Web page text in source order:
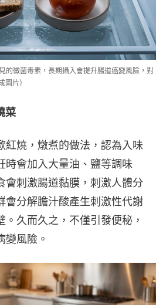
的黴菌毒素，長期攝入會提升腸道癌變風險，對
片）
菜
紅燒，燉煮的做法，認為入味
時會加入大量油、鹽等調味
會刺激腸道黏膜，刺激人體分
會分解膽汁酸產生刺激性代謝
久而久之，不僅引發便秘，
變風險。